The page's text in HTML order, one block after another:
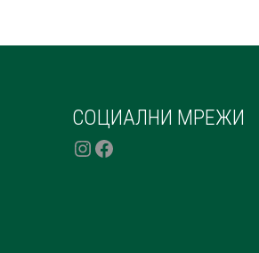
СОЦИАЛНИ МРЕЖИ
INSTAGRAM
FACEBOOK